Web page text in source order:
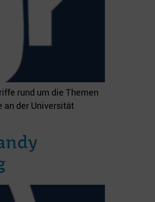
rund um die Themen
an der Universität